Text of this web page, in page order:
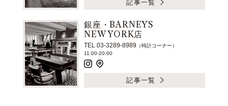
記事一覧
銀座・BARNEYS
NEW YORK店
TEL 03-3289-8989 （時計コーナー）
11:00-20:00
記事一覧